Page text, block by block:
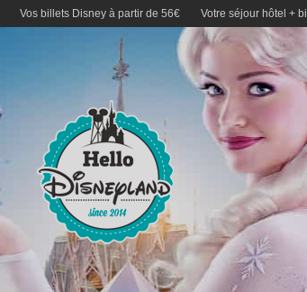
Vos billets Disney à partir de 56€ Votre séjour hôtel +